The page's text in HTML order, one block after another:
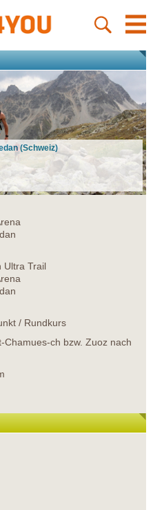
(Schweiz)
Ultra Trail
/ Rundkurs
Chamues-ch bzw. Zuoz nach